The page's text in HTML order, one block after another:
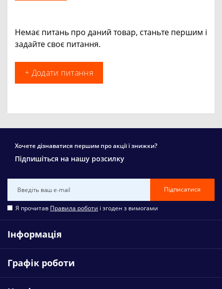
Немає питань про даний товар, станьте першим і
задайте своє питання.
+ Додати питання
Хочете дізнаватися першим про акції і знижки?
Підпишіться на нашу розсилку
Підписатися
Я прочитав Правила роботи і згоден з вимогами
Інформація
Графік роботи